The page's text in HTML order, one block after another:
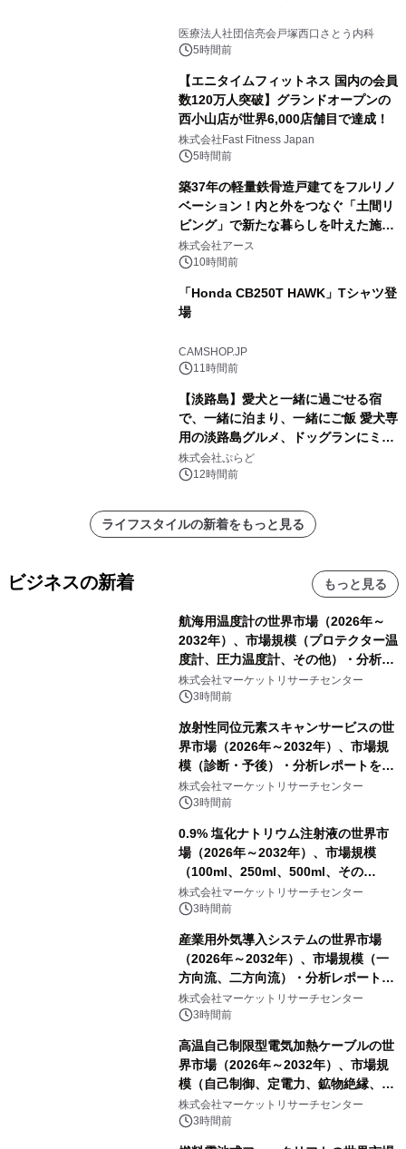
医療法人社団信亮会戸塚西口さとう内科
5時間前
【エニタイムフィットネス 国内の会員
数120万人突破】グランドオープンの
西小山店が世界6,000店舗目で達成！
株式会社Fast Fitness Japan
5時間前
築37年の軽量鉄骨造戸建てをフルリノ
ベーション！内と外をつなぐ「土間リ
ビング」で新たな暮らしを叶えた施工
事例を株式会社アースが公開
株式会社アース
10時間前
「Honda CB250T HAWK」Tシャツ登
場
CAMSHOP.JP
11時間前
【淡路島】愛犬と一緒に過ごせる宿
で、一緒に泊まり、一緒にご飯 愛犬専
用の淡路島グルメ、ドッグランにミニ
プール グランピングとトレーラーハウ
スの2施設で
株式会社ぷらど
12時間前
ライフスタイルの新着をもっと見る
ビジネスの新着 もっと見る
航海用温度計の世界市場（2026年～
2032年）、市場規模（プロテクター温
度計、圧力温度計、その他）・分析レ
ポートを発表
株式会社マーケットリサーチセンター
3時間前
放射性同位元素スキャンサービスの世
界市場（2026年～2032年）、市場規
模（診断・予後）・分析レポートを発
表
株式会社マーケットリサーチセンター
3時間前
0.9% 塩化ナトリウム注射液の世界市
場（2026年～2032年）、市場規模
（100ml、250ml、500ml、その
他）・分析レポートを発表
株式会社マーケットリサーチセンター
3時間前
産業用外気導入システムの世界市場
（2026年～2032年）、市場規模（一
方向流、二方向流）・分析レポートを
発表
株式会社マーケットリサーチセンター
3時間前
高温自己制限型電気加熱ケーブルの世
界市場（2026年～2032年）、市場規
模（自己制御、定電力、鉱物絶縁、表
皮効果）・分析レポートを発表
株式会社マーケットリサーチセンター
3時間前